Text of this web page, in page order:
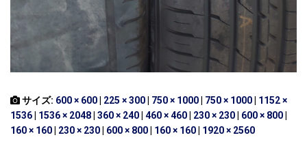
サイズ: 600 × 600 225 × 300 750 × 1000 750 × 1000
1152 ×
1536
1536 × 2048 360 × 240 460 × 460 230 × 230 600 × 800
160 × 160
230 × 230 600 × 800 160 × 160 1920 × 2560